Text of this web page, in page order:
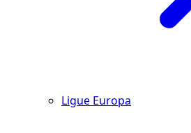
Ligue Europa